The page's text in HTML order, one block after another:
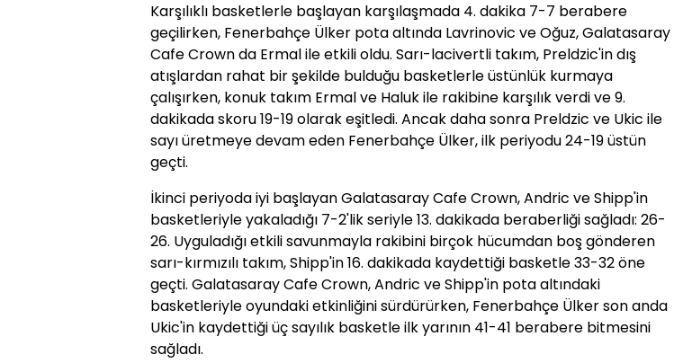
Karşılıklı basketlerle başlayan karşılaşmada 4. dakika 7-7 berabere
geçilirken, Fenerbahçe Ülker pota altında Lavrinovic ve Oğuz, Galatasaray
Cafe Crown da Ermal ile etkili oldu. Sarı-lacivertli takım, Preldzic'in dış
atışlardan rahat bir şekilde bulduğu basketlerle üstünlük kurmaya
çalışırken, konuk takım Ermal ve Haluk ile rakibine karşılık verdi ve 9.
dakikada skoru 19-19 olarak eşitledi. Ancak daha sonra Preldzic ve Ukic ile
sayı üretmeye devam eden Fenerbahçe Ülker, ilk periyodu 24-19 üstün
geçti.
İkinci periyoda iyi başlayan Galatasaray Cafe Crown, Andric ve Shipp'in
basketleriyle yakaladığı 7-2'lik seriyle 13. dakikada beraberliği sağladı: 26-
26. Uyguladığı etkili savunmayla rakibini birçok hücumdan boş gönderen
sarı-kırmızılı takım, Shipp'in 16. dakikada kaydettiği basketle 33-32 öne
geçti. Galatasaray Cafe Crown, Andric ve Shipp'in pota altındaki
basketleriyle oyundaki etkinliğini sürdürürken, Fenerbahçe Ülker son anda
Ukic'in kaydettiği üç sayılık basketle ilk yarının 41-41 berabere bitmesini
sağladı.